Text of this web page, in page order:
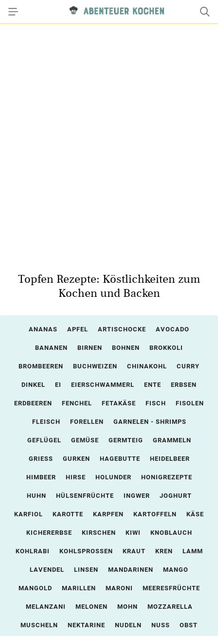
Topfen Rezepte: Köstlichkeiten zum
Kochen und Backen
ANANAS APFEL ARTISCHOCKE AVOCADO
BANANEN BIRNEN BOHNEN BROKKOLI
BROMBEEREN BUCHWEIZEN CHINAKOHL CURRY
DINKEL EI EIERSCHWAMMERL ENTE ERBSEN
ERDBEEREN FENCHEL FETAKÄSE FISCH FISOLEN
FLEISCH FORELLEN GARNELEN - SHRIMPS
GEFLÜGEL GEMÜSE GERMTEIG GRAMMELN
GRIESS GURKEN HAGEBUTTE HEIDELBEER
HIMBEER HIRSE HOLUNDER HONIGREZEPTE
HUHN HÜLSENFRÜCHTE INGWER JOGHURT
KARFIOL KAROTTE KARPFEN KARTOFFELN KÄSE
KICHERERBSE KIRSCHEN KIWI KNOBLAUCH
KOHLRABI KOHLSPROSSEN KRAUT KREN LAMM
LAVENDEL LINSEN MANDARINEN MANGO
MANGOLD MARILLEN MARONI MEERESFRÜCHTE
MELANZANI MELONEN MOHN MOZZARELLA
MUSCHELN NEKTARINE NUDELN NUSS OBST